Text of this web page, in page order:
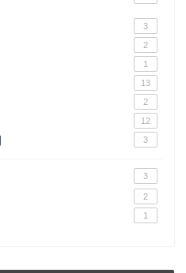
3
2
1
13
2
12
3
3
2
1